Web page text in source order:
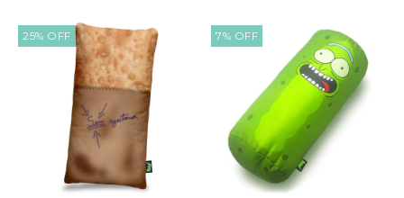
25% OFF 7% OFF